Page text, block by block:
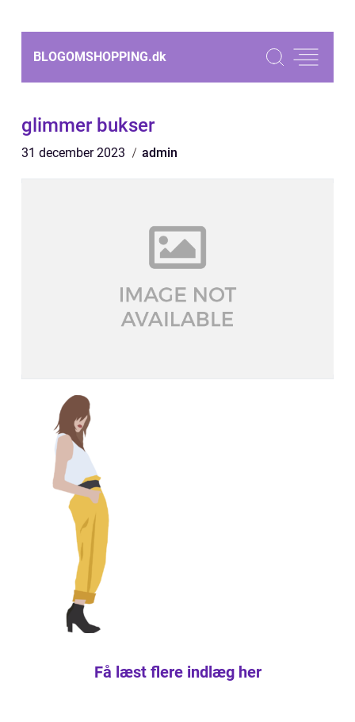
BLOGOMSHOPPING.dk
glimmer bukser
31 december 2023 admin
Få læst flere indlæg her